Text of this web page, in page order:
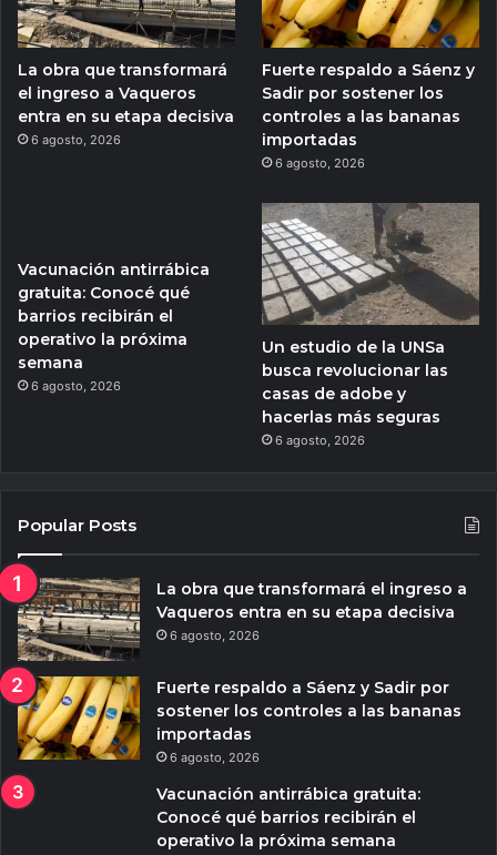
La obra que transformará
el ingreso a Vaqueros
entra en su etapa decisiva
6 agosto, 2026
Fuerte respaldo a Sáenz y
Sadir por sostener los
controles a las bananas
importadas
6 agosto, 2026
Vacunación antirrábica
gratuita: Conocé qué
barrios recibirán el
operativo la próxima
semana
6 agosto, 2026
Un estudio de la UNSa
busca revolucionar las
casas de adobe y
hacerlas más seguras
6 agosto, 2026
Popular Posts
La obra que transformará el ingreso a
Vaqueros entra en su etapa decisiva
6 agosto, 2026
Fuerte respaldo a Sáenz y Sadir por
sostener los controles a las bananas
importadas
6 agosto, 2026
Vacunación antirrábica gratuita:
Conocé qué barrios recibirán el
operativo la próxima semana